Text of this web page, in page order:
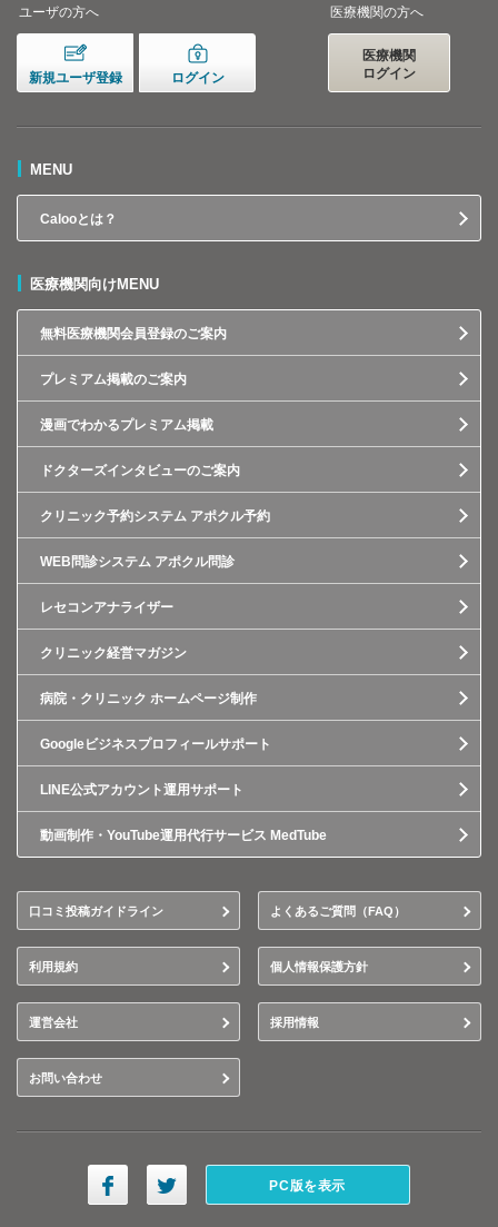
ユーザの方へ
新規ユーザ登録 ログイン
医療機関の方へ
医療機関
ログイン
MENU
Calooとは？
医療機関向けMENU
無料医療機関会員登録のご案内
プレミアム掲載のご案内
漫画でわかるプレミアム掲載
ドクターズインタビューのご案内
クリニック予約システム アポクル予約
WEB問診システム アポクル問診
レセコンアナライザー
クリニック経営マガジン
病院・クリニック ホームページ制作
Googleビジネスプロフィールサポート
LINE公式アカウント運用サポート
動画制作・YouTube運用代行サービス MedTube
口コミ投稿ガイドライン よくあるご質問（FAQ）
利用規約 個人情報保護方針
運営会社 採用情報
お問い合わせ
PC版を表示